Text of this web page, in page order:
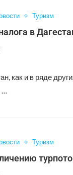
Туризм
в
как и в ряде
…
Туризм